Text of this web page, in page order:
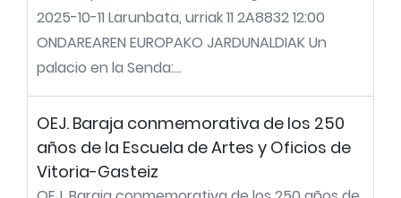
2025-10-11 Larunbata, urriak 11 2A8832 12:00
ONDAREAREN EUROPAKO JARDUNALDIAK Un
palacio en la Senda:...
OEJ. Baraja conmemorativa de los 250
años de la Escuela de Artes y Oficios de
Vitoria-Gasteiz